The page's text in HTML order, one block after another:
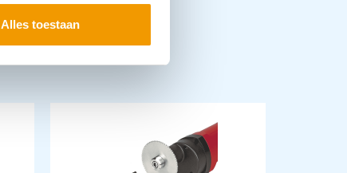
Alles toestaan